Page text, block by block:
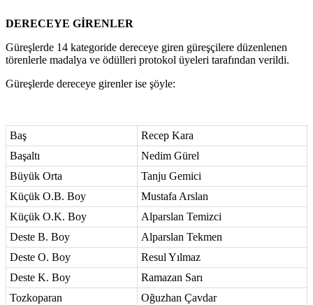
DERECEYE GİRENLER
Güreşlerde 14 kategoride dereceye giren güreşçilere düzenlenen
törenlerle madalya ve ödülleri protokol üyeleri tarafından verildi.
Güreşlerde dereceye girenler ise şöyle:
Baş
Recep Kara
Başaltı
Nedim Gürel
Büyük Orta
Tanju Gemici
Küçük O.B. Boy
Mustafa Arslan
Küçük O.K. Boy
Alparslan Temizci
Deste B. Boy
Alparslan Tekmen
Deste O. Boy
Resul Yılmaz
Deste K. Boy
Ramazan Sarı
Tozkoparan
Oğuzhan Çavdar